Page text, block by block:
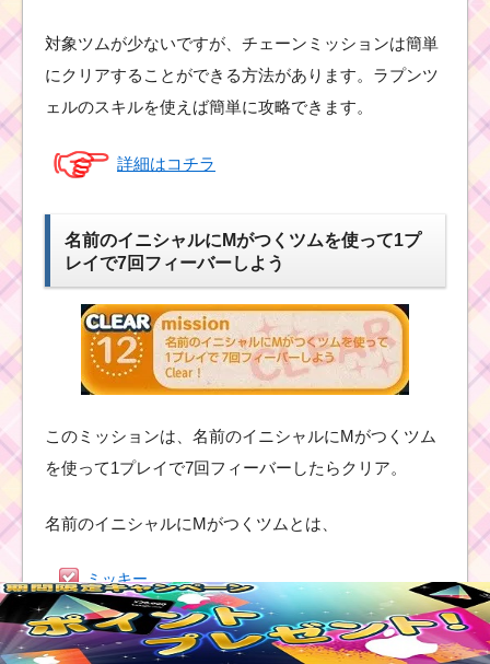
対象ツムが少ないですが、チェーンミッションは簡単
にクリアすることができる方法があります。ラプンツ
ェルのスキルを使えば簡単に攻略できます。
詳細はコチラ
名前のイニシャルにMがつくツムを使って1プ
レイで7回フィーバーしよう
このミッションは、名前のイニシャルにMがつくツム
を使って1プレイで7回フィーバーしたらクリア。
名前のイニシャルにMがつくツムとは、
ミッキー
ミニー
かぼちゃミニー